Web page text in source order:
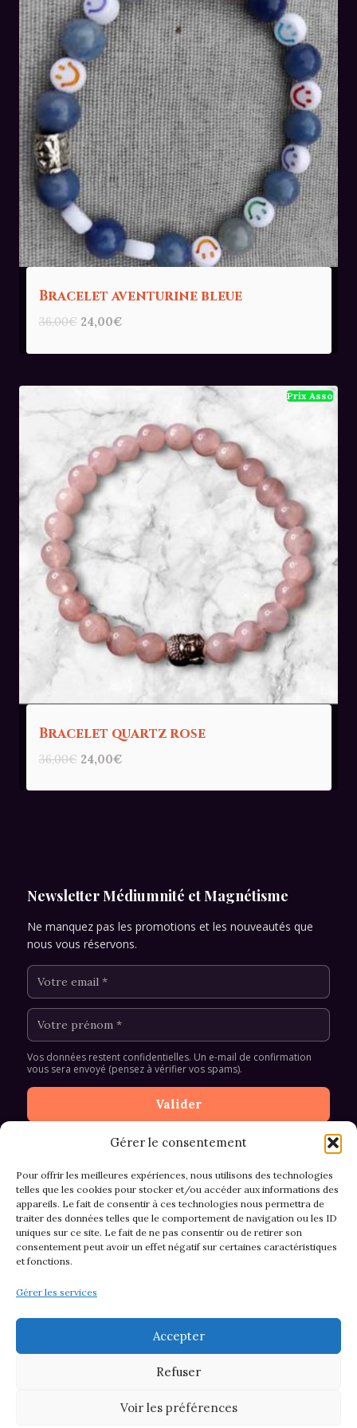
Gérer le consentement
Pour offrir les meilleures expériences, nous utilisons des technologies
telles que les cookies pour stocker et/ou accéder aux informations des
appareils. Le fait de consentir à ces technologies nous permettra de
traiter des données telles que le comportement de navigation ou les ID
uniques sur ce site. Le fait de ne pas consentir ou de retirer son
consentement peut avoir un effet négatif sur certaines caractéristiques
et fonctions.
Gérer les services
Accepter
Refuser
Voir les préférences
Bracelet aventurine bleue
36,00€ Le
initial
24,00€Le
actuel
Bracelet quartz rose
36,00€ Le
initial
24,00€Le
actuel
Newsletter Médiumnité et Magnétisme
Ne manquez pas les promotions et les nouveautés que
nous vous réservons.
Vos données restent confidentielles. Un e-mail de confirmation
vous sera envoyé (pensez à vérifier vos spams).
CGV et Retours
Mentions légales & confidentialité
© 2026 Asso M&M - Thème WordPress par